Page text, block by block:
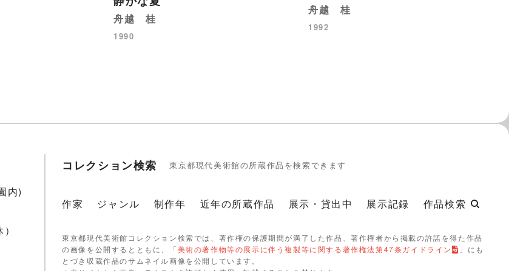
舟越 桂
1990
舟越 桂
1992
内)
コレクション検索 東京都現代美術館の所蔵作品を検索できます
作家 ジャンル 制作年 近年の所蔵作品 展示・貸出中 展示記録 作品検索
東京都現代美術館コレクション検索では、著作権の保護期間が満了した作品、著作権者から掲載の許諾を得た作品
の画像を公開するとともに、「美術の著作物等の展示に伴う複製等に関する著作権法第47条ガイドライン
」にも
とづき収蔵作品のサムネイル画像を公開しています。